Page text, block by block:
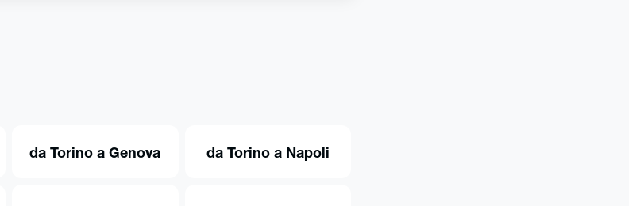
da Torino a Genova da Torino a Napoli